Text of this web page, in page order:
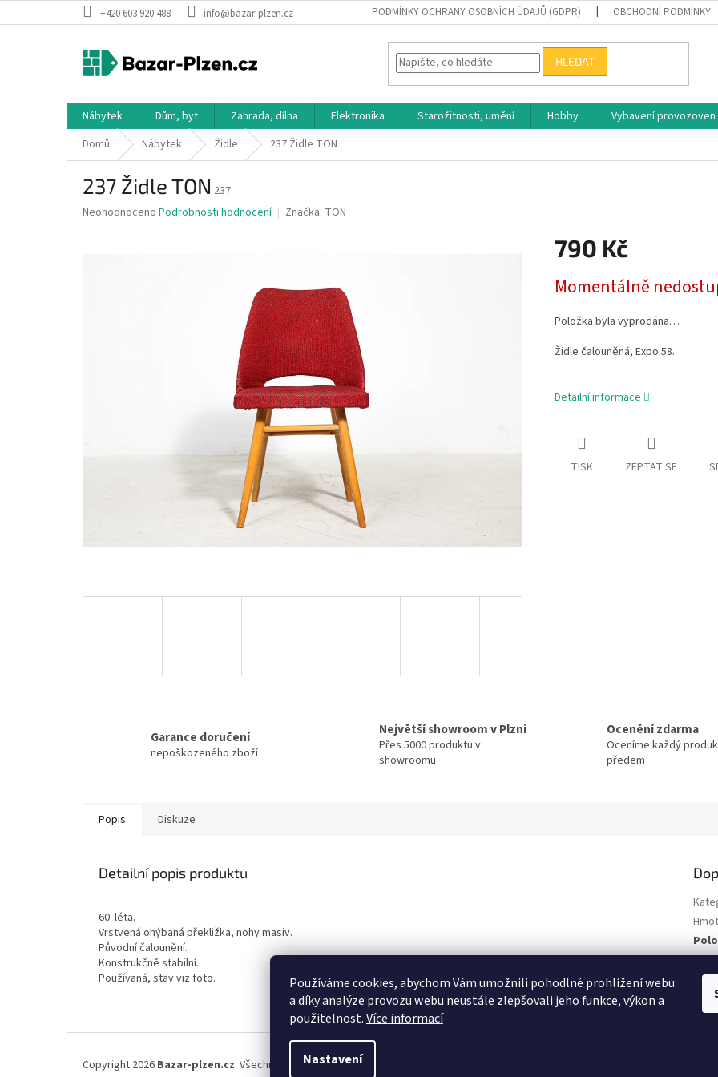
Používáme cookies, abychom Vám umožnili pohodlné prohlížení webu
a díky analýze provozu webu neustále zlepšovali jeho funkce, výkon a
použitelnost.Více informací
Nastavení
na
+420 603 920 488 info@bazar-plzen.cz PODMÍNKY OCHRANY OSOBNÍCH ÚDAJŮ (GDPR) OBCHODNÍ PODMÍNKY
HLEDAT
Nábytek Dům, byt Zahrada, dílna Elektronika Starožitnosti, umění Hobby Vybavení provozoven
Domů
Nábytek Židle 237 Židle TON
237 Židle TON 237
Průměrné
Neohodnoceno Podrobnosti hodnocení Značka: TON
790 Kč
cena:
Momentálně
Položka byla vyprodána…
Židle čalouněná, Expo 58.
Detailní informace
TISK ZEPTAT SE
Garance doručení
nepoškozeného zboží
Největší showroom v Plzni
Přes 5000 produktu v
showroomu
Ocenění zdarma
Oceníme každý
předem
Popis Diskuze
Detailní popis produktu
60. léta.
Vrstvená ohýbaná překližka, nohy masiv.
Původní čalounění.
Konstrukčně stabilní.
Používaná, stav viz foto.
Copyright 2026 Bazar-plzen.cz. Všechna práva vyhrazena.